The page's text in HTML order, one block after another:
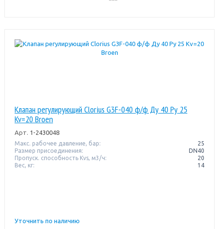
Клапан регулирующий Clorius G3F-040 ф/ф Ду 40 Ру 25
Kv=20 Broen
Арт. 1-2430048
Макс. рабочее давление, бар:
25
Размер присоединения:
DN40
Пропуск. способность Kvs, м3/ч:
20
Вес, кг:
14
Уточнить по наличию